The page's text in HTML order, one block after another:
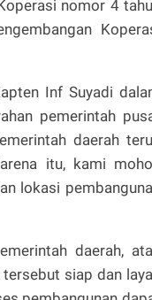
nomor 4
Inf Suyadi
pemerintah
daerah
itu, kami
lokasi
daerah,
siap dan